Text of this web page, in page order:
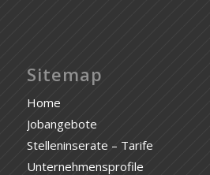
Sitemap
Home
Jobangebote
Stelleninserate – Tarife
Unternehmensprofile